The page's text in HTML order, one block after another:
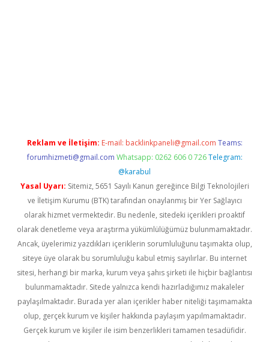
Reklam ve İletişim: E-mail: backlinkpaneli@gmail.com Teams:
forumhizmeti@gmail.com Whatsapp: 0262 606 0 726 Telegram:
@karabul
Yasal Uyarı: Sitemiz, 5651 Sayılı Kanun gereğince Bilgi Teknolojileri
ve İletişim Kurumu (BTK) tarafından onaylanmış bir Yer Sağlayıcı
olarak hizmet vermektedir. Bu nedenle, sitedeki içerikleri proaktif
olarak denetleme veya araştırma yükümlülüğümüz bulunmamaktadır.
Ancak, üyelerimiz yazdıkları içeriklerin sorumluluğunu taşımakta olup,
siteye üye olarak bu sorumluluğu kabul etmiş sayılırlar. Bu internet
sitesi, herhangi bir marka, kurum veya şahıs şirketi ile hiçbir bağlantısı
bulunmamaktadır. Sitede yalnızca kendi hazırladığımız makaleler
paylaşılmaktadır. Burada yer alan içerikler haber niteliği taşımamakta
olup, gerçek kurum ve kişiler hakkında paylaşım yapılmamaktadır.
Gerçek kurum ve kişiler ile isim benzerlikleri tamamen tesadüfidir.